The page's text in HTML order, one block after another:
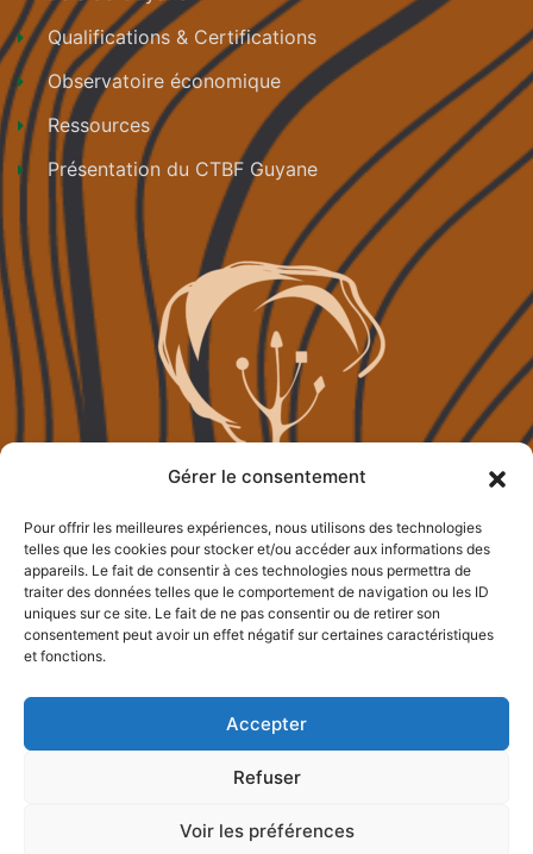
Gérer le consentement
Pour offrir les meilleures expériences, nous utilisons des technologies
telles que les cookies pour stocker et/ou accéder aux informations des
appareils. Le fait de consentir à ces technologies nous permettra de
traiter des données telles que le comportement de navigation ou les ID
uniques sur ce site. Le fait de ne pas consentir ou de retirer son
consentement peut avoir un effet négatif sur certaines caractéristiques
et fonctions.
Accepter
Refuser
Voir les préférences
Qualifications & Certifications
Observatoire économique
Ressources
Présentation du CTBF Guyane